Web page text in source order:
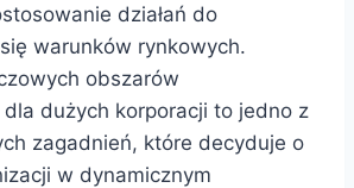
działań do
warunków rynkowych.
obszarów
dużych korporacji to jedno z
zagadnień, które decyduje o
w dynamicznym